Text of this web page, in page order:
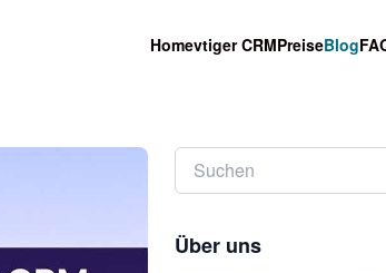
Homevtiger CRMPreiseBlog
Über uns